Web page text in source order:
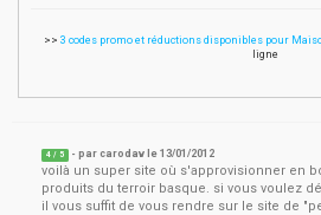
>> 3 codes promo et réductions disponibles pour
ligne
4 / 5 - parcarodav le13/01/2012
voilà un super site où s'approvisionner en
produits du terroir basque. si vous voulez
il vous suffit de vous rendre sur le site de